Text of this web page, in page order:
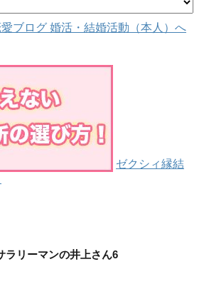
ゼクシィ縁結
ラリーマンの井上さん6